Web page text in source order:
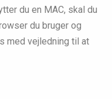
du en MAC, skal du
du bruger og
med vejledning til at